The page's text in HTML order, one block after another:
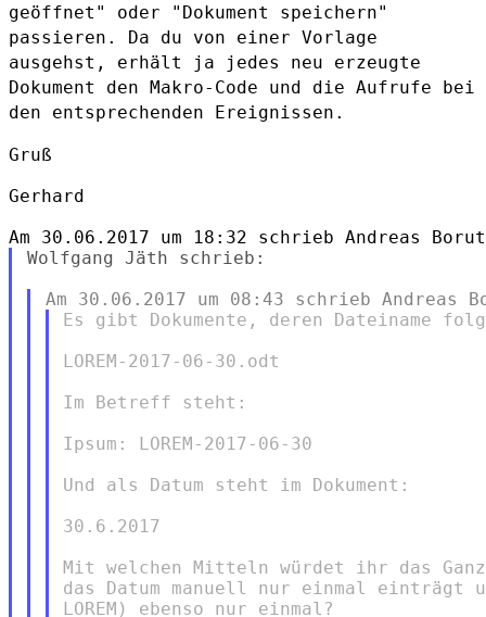
geöffnet" oder "Dokument speichern"
passieren. Da du von einer Vorlage
ausgehst, erhält ja jedes neu erzeugte
Dokument den Makro-Code und die Aufrufe bei
den entsprechenden Ereignissen.
Gruß
Gerhard
Wolfgang Jäth schrieb:
Es gibt Dokumente, deren Dateiname
LOREM-2017-06-30.odt
Im Betreff steht:
Ipsum: LOREM-2017-06-30
Und als Datum steht im Dokument:
30.6.2017
Mit welchen Mitteln würdet ihr das
das Datum manuell nur einmal einträgt